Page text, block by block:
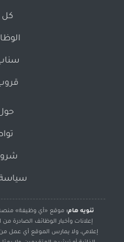
كل
تنويه هام: موقع «أي وظيفة»
إعلانات وأخبار الوظائف الصادرة
إعلامي، ولا يمارس الموقع أي عمل